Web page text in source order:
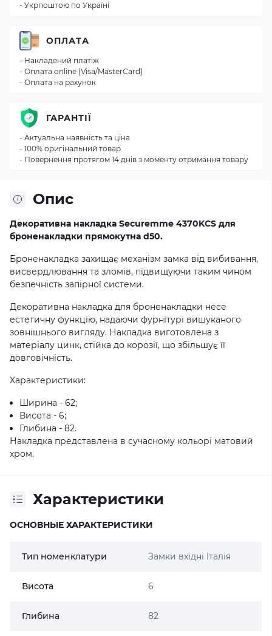
Опис
Декоративна накладка Securemme 4370KCS для
броненакладки прямокутна d50.
Броненакладка захищає механізм замка від вибивання,
висвердлювання та зломів, підвищуючи таким чином
безпечність запірної системи.
Декоративна накладка для броненакладки несе
естетичну функцію, надаючи фурнітурі вишуканого
зовнішнього вигляду. Накладка виготовлена з
матеріалу цинк, стійка до корозії, що збільшує її
довговічність.
Характеристики:
Ширина - 62;
Висота - 6;
Глибина - 82.
Накладка представлена в сучасному кольорі матовий
хром.
Характеристики
ОСНОВНЫЕ ХАРАКТЕРИСТИКИ
Тип номенклатури Замки вхідні Італія
Висота 6
Глибина 82
- Укрпоштою по Україні
ОПЛАТА
- Накладений платіж
- Оплата online (Visa/MasterCard)
- Оплата на рахунок
ГАРАНТІЇ
- Актуальна наявність та ціна
- 100% оригінальний товар
- Повернення протягом 14 днів з моменту отримання товару